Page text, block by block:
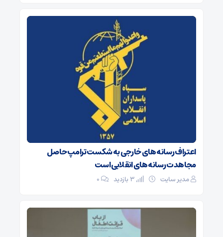
اعتراف رسانه‌های خارجی به شکست ترامپ حاصل
مجاهدت رسانه‌های انقلابی است
مدیر سایت ۰